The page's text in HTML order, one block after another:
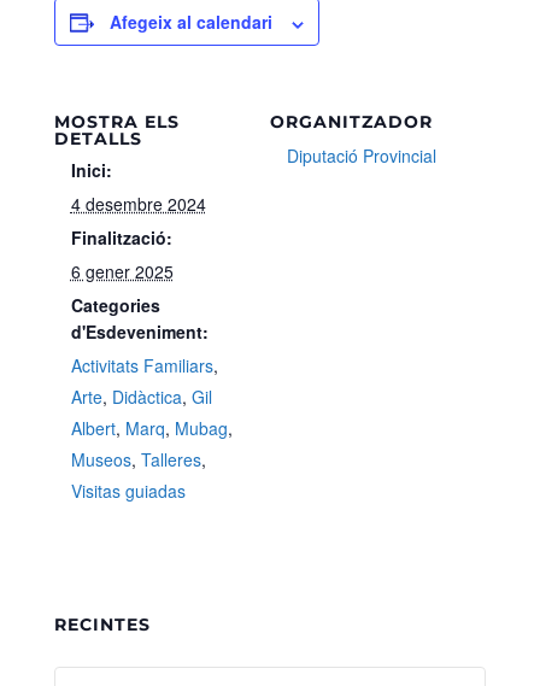
Afegeix al calendari
MOSTRA ELS
DETALLS
Inici:
4 desembre 2024
Finalització:
6 gener 2025
Categories
d'Esdeveniment:
Activitats Familiars,
Arte, Didàctica, Gil
Albert, Marq, Mubag,
Museos, Talleres,
Visitas guiadas
ORGANITZADOR
Diputació Provincial
RECINTES